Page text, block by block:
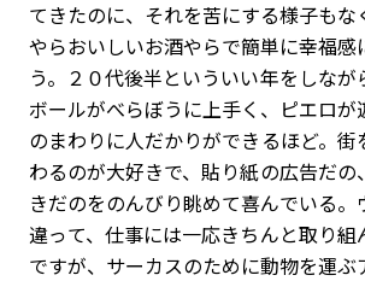
てきたのに、それを苦にする様子も
やらおいしいお酒やらで簡単に幸福感
う。２０代後半といういい年をしな
ボールがべらぼうに上手く、ピエロ
のまわりに人だかりができるほど。街
わるのが大好きで、貼り紙の広告だの
きだのをのんびり眺めて喜んでいる。
違って、仕事には一応きちんと取り組
ですが、サーカスのために動物を運ぶ